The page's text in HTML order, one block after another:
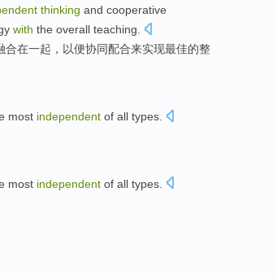
thinking and cooperative
with the overall teaching.
合在一起 ， 以便协同配合来实现最佳的整
most independent of all types
most independent of all types